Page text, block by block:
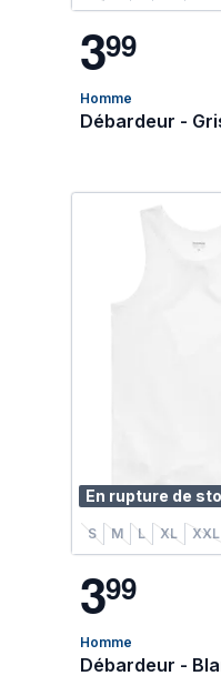
399
Homme
Débardeur -
En rupture de
S M L XL XXL
399
Homme
Débardeur -